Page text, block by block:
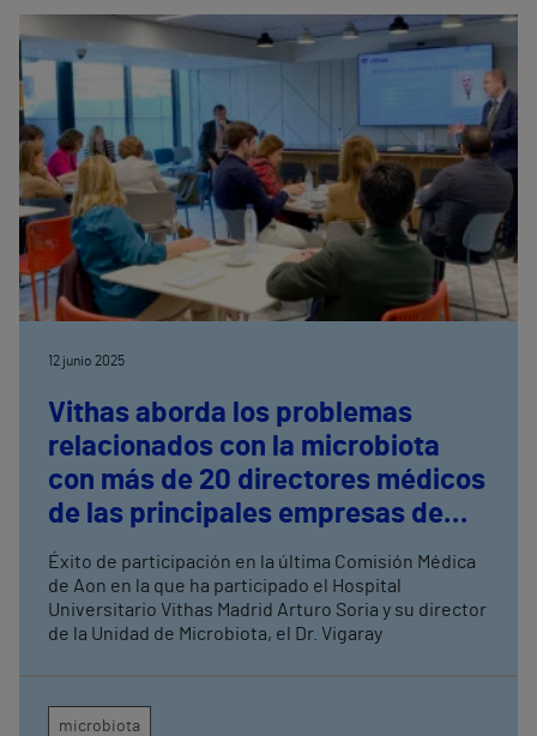
12 junio 2025
Vithas aborda los problemas
relacionados con la microbiota
con más de 20 directores médicos
de las principales empresas de
España
Éxito de participación en la última Comisión Médica
de Aon en la que ha participado el Hospital
Universitario Vithas Madrid Arturo Soria y su director
de la Unidad de Microbiota, el Dr. Vigaray
microbiota